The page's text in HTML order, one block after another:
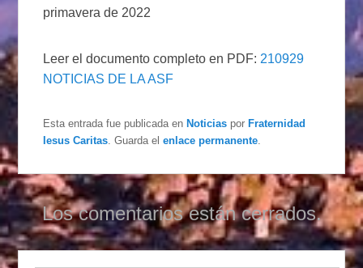
primavera de 2022
Leer el documento completo en PDF: 210929
NOTICIAS DE LA ASF
Esta entrada fue publicada enNoticias porFraternidad
Iesus Caritas . Guarda elenlace permanente
Los comentarios están cerrados.